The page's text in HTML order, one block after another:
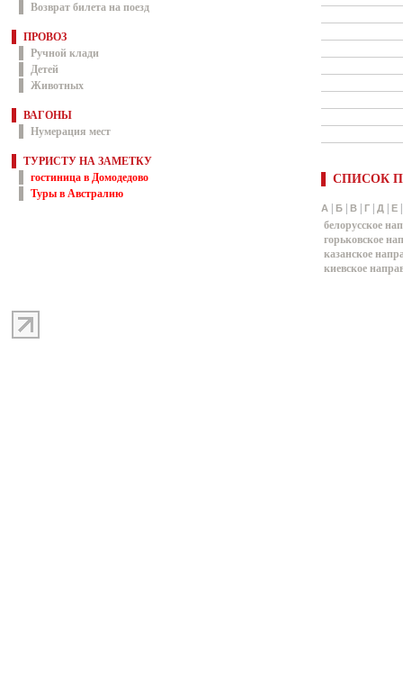
Возврат билета на поезд
ПРОВОЗ
Ручной клади
Детей
Животных
ВАГОНЫ
Нумерация мест
ТУРИСТУ НА ЗАМЕТКУ
гостиница в Домодедово
Туры в Австралию
СПИСОК
А Б В Г Д Е
белорусское
горьковское
казанское
киевское